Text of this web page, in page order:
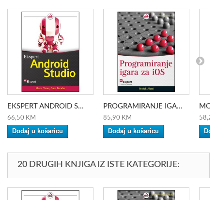
EKSPERT ANDROID S...
66,50 KM
Dodaj u košaricu
PROGRAMIRANJE IGA...
85,90 KM
Dodaj u košaricu
20 DRUGIH KNJIGA IZ ISTE KATEGORIJE: